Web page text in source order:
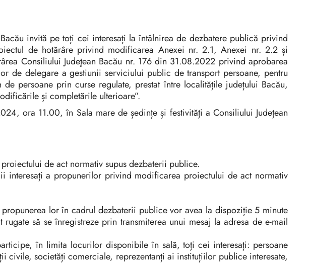
invită pe toți cei interesați la întâlnirea de dezbatere publică privind
de hotărâre privind modificarea Anexei nr. 2.1, Anexei nr. 2.2 și
Consiliului Judeţean Bacău nr. 176 din 31.08.2022 privind aprobarea
de delegare a gestiunii serviciului public de transport persoane, pentru
persoane prin curse regulate, prestat între localitățile județului Bacău,
și completările ulterioare”.
ora 11.00, în Sala mare de ședințe și festivități a Consiliului Județean
de act normativ supus dezbaterii publice.
interesați a propunerilor privind modificarea proiectului de act normativ
propunerea lor în cadrul dezbaterii publice vor avea la dispoziție 5 minute
rugate să se înregistreze prin transmiterea unui mesaj la adresa de e-mail
în limita locurilor disponibile în sală, toți cei interesați: persoane
societăți comerciale, reprezentanți ai instituțiilor publice interesate,